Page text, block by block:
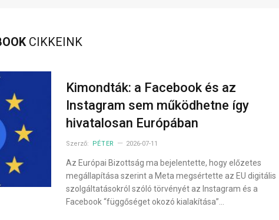
CIKKEINK
Kimondták: a Facebook és az
Instagram sem működhetne így
hivatalosan Európában
Szerző: PÉTER 2026-07-11
Az Európai Bizottság ma bejelentette, hogy előzetes
megállapítása szerint a Meta megsértette az EU digitális
szolgáltatásokról szóló törvényét az Instagram és a
Facebook “függőséget okozó kialakítása”…